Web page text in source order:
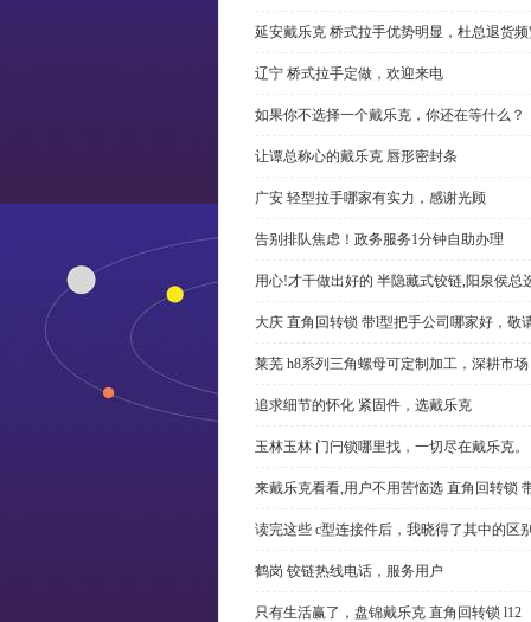
延安戴乐克 桥式拉手优势明显，杜总退货
辽宁 桥式拉手定做，欢迎来电
如果你不选择一个戴乐克，你还在等什么？
让谭总称心的戴乐克 唇形密封条
广安 轻型拉手哪家有实力，感谢光顾
告别排队焦虑！政务服务1分钟自助办理
用心!才干做出好的 半隐藏式铰链,阳泉侯总
大庆 直角回转锁 带l型把手公司哪家好，敬
莱芜 h8系列三角螺母可定制加工，深耕市场
追求细节的怀化 紧固件，选戴乐克
玉林玉林 门闩锁哪里找，一切尽在戴乐克。
来戴乐克看看,用户不用苦恼选 直角回转锁
读完这些 c型连接件后，我晓得了其中的区
鹤岗 铰链热线电话，服务用户
只有生活赢了，盘锦戴乐克 直角回转锁 l12